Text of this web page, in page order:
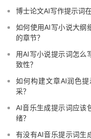
博士论文AI写作提示词
如何使用AI写小说大纲
的章节？
用AI写小说提示词怎么
致性？
如何构建文章AI润色
采？
AI音乐生成提示词应该
绪？
有没有AI音乐提示词生